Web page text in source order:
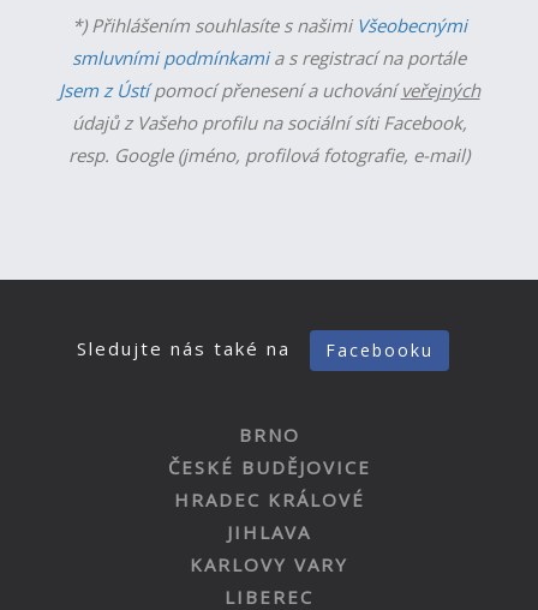
*) Přihlášením souhlasíte s našimi Všeobecnými
smluvními podmínkamia s registrací na portále
Jsem z Ústípomocí přenesení a uchováníveřejných
údajů z Vašeho profilu na sociální síti Facebook,
resp. Google (jméno, profilová fotografie, e-mail)
Sledujte nás také na Facebooku
BRNO
ČESKÉ BUDĚJOVICE
HRADEC KRÁLOVÉ
JIHLAVA
KARLOVY VARY
LIBEREC